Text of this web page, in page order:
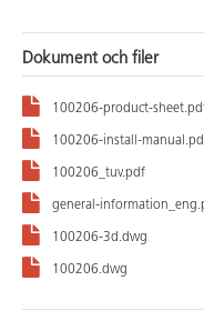
Dokument och filer
100206-product-
100206-install-
100206_tuv.pdf
general-
100206-3d.dwg
100206.dwg